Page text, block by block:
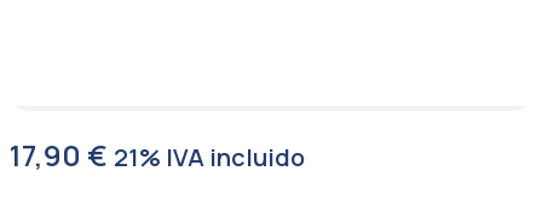
17,90 € 21% IVA incluido